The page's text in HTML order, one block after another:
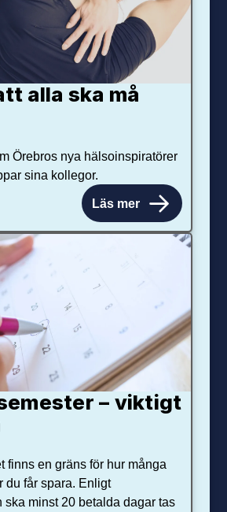
alla ska må
Örebros nya hälsoinspiratörer
sina kollegor.
Läs mer
– viktigt
finns en gräns för hur många
du får spara. Enligt
ska minst 20 betalda dagar tas